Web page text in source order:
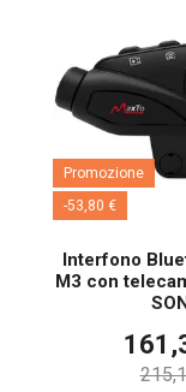
Promozione
-53,80 €
Interfono
M3 con